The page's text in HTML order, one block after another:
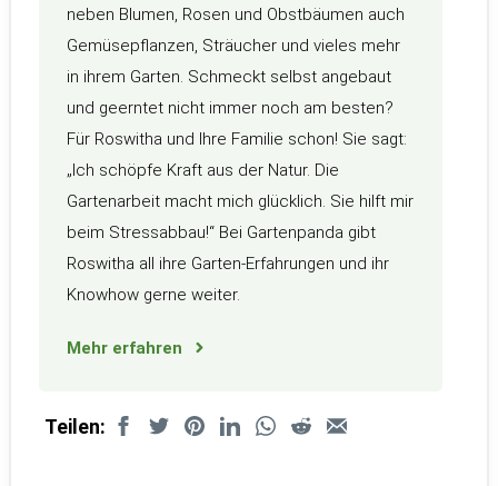
neben Blumen, Rosen und Obstbäumen auch
Gemüsepflanzen, Sträucher und vieles mehr
in ihrem Garten. Schmeckt selbst angebaut
und geerntet nicht immer noch am besten?
Für Roswitha und Ihre Familie schon! Sie sagt:
„Ich schöpfe Kraft aus der Natur. Die
Gartenarbeit macht mich glücklich. Sie hilft mir
beim Stressabbau!“ Bei Gartenpanda gibt
Roswitha all ihre Garten-Erfahrungen und ihr
Knowhow gerne weiter.
Mehr erfahren
Teilen: